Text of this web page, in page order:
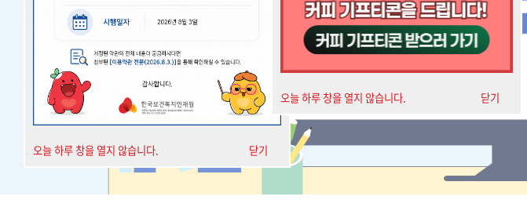
오늘 하루 창을 열지 않습니다. 닫기
오늘 하루 창을 열지 않습니다. 닫기